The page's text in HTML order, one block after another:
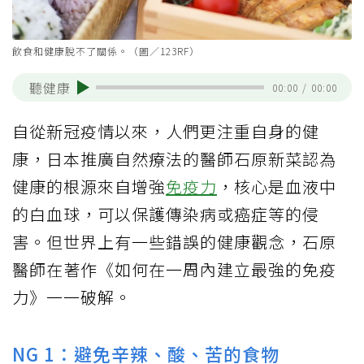
飲食和健康脫不了關係。（圖／123RF）
聽健康 00:00 / 00:00
自從新冠疫情以來，人們更注重自身的健
康，日本推廣自然療法的醫師石原新菜認為
健康的根源來自增強免疫力 ，核心是血液中
的白血球，可以保護傳染病或癌症等的侵
害。但世界上有一些錯誤的健康觀念，石原
醫師在著作《如何在一周內建立最強的免疫
力》一一破解。
NG 1：避免辛辣、酸、苦的食物